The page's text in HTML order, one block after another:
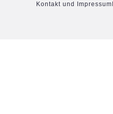
Kontakt und Impressum